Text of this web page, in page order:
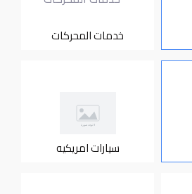
خدمات المحركات
سيارات امريكيه